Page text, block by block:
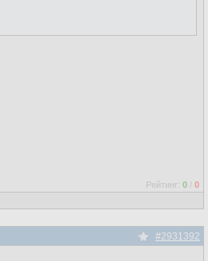
Рейтинг: 0 / 0
#2931392